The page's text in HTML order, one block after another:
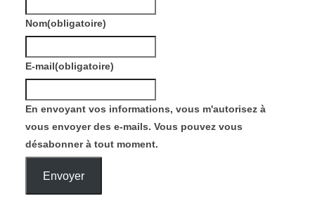
Nom(obligatoire)
E-mail(obligatoire)
En envoyant vos informations, vous m'autorisez à
vous envoyer des e-mails. Vous pouvez vous
désabonner à tout moment.
Envoyer